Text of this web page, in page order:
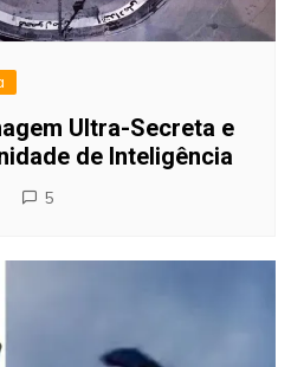
Ultra-Secreta e
de Inteligência
5